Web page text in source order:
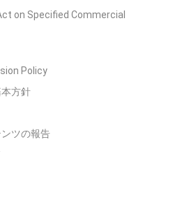
on Specified Commercial
Policy
方針
ツの報告